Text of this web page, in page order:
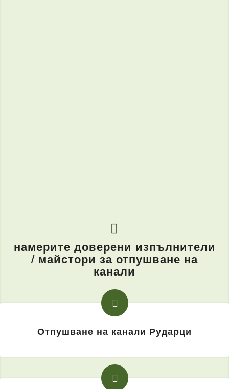
намерите доверени изпълнители
/ майстори за отпушване на
канали
Отпушване на канали Рударци